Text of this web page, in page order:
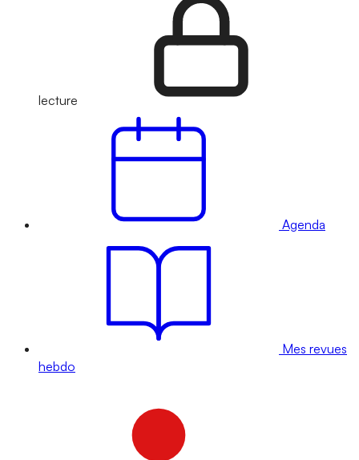
lecture
Agenda
Mes revues
hebdo